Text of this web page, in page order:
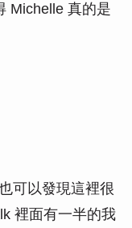
Michelle 真的是
可以發現這裡很
裡面有一半的我